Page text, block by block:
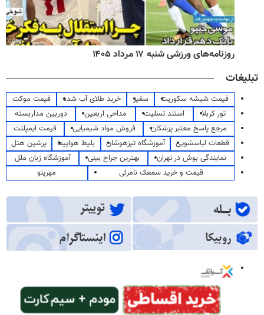
روزنامه‌های ورزشی شنبه ۱۷ مرداد ۱۴۰۵
تبلیغات
قیمت شیشه سکوریت سفیر خرید طلای آب شده
قیمت موکت
تور کربلا
استند تسلیت مداحی اربعین
دوربین مداربسته
مرجع پاسخ معتبر پزشکان
فروش مواد شیمیایی
قیمت ایمپلنت
قطعات لباسشویی
آموزشگاه تیزهوشان بلیط هواپیما
پرشین هتل
نمایندگی بوش در تهران
بهترین جراح بینی
آموزشگاه زبان ملل
قیمت و خرید سمعک نامرئی
مهرینو